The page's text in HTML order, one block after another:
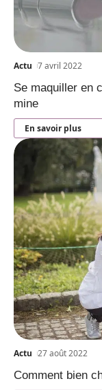
Actu 7 avril 2022
Se maquiller en
mine
En savoir plus
Actu 27 août 2022
Comment bien